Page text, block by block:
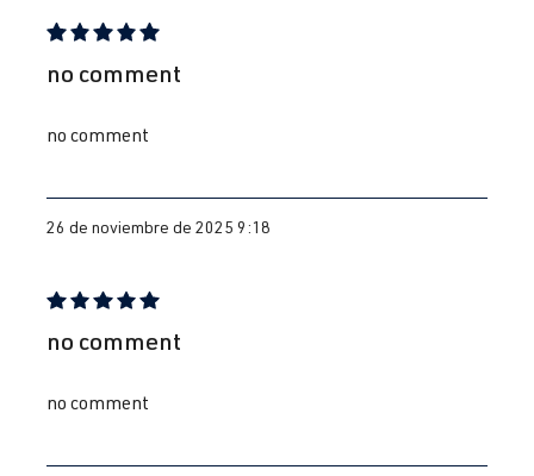
Reseña con calificación de 5 de 5 estrellas
no comment
no comment
26 de noviembre de 2025 9:18
Reseña con calificación de 5 de 5 estrellas
no comment
no comment